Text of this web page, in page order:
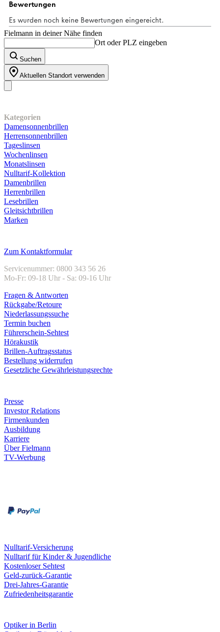
Bewertungen
Fielmann in deiner Nähe finden
Ort oder PLZ eingeben
Suchen
Aktuellen Standort verwenden
Kategorien
Damensonnenbrillen
Herrensonnenbrillen
Tageslinsen
Wochenlinsen
Monatslinsen
Nulltarif-Kollektion
Damenbrillen
Herrenbrillen
Lesebrillen
Gleitsichtbrillen
Marken
Zum Kontaktformular
Servicenummer: 0800 343 56 26
Mo-Fr: 09-18 Uhr - Sa: 09-16 Uhr
Fragen & Antworten
Rückgabe/Retoure
Niederlassungssuche
Termin buchen
Führerschein-Sehtest
Hörakustik
Brillen-Auftragsstatus
Bestellung widerrufen
Gesetzliche Gewährleistungsrechte
Presse
Investor Relations
Firmenkunden
Ausbildung
Karriere
Über Fielmann
TV-Werbung
Nulltarif-Versicherung
Nulltarif für Kinder & Jugendliche
Kostenloser Sehtest
Geld-zurück-Garantie
Drei-Jahres-Garantie
Zufriedenheitsgarantie
Optiker in Berlin